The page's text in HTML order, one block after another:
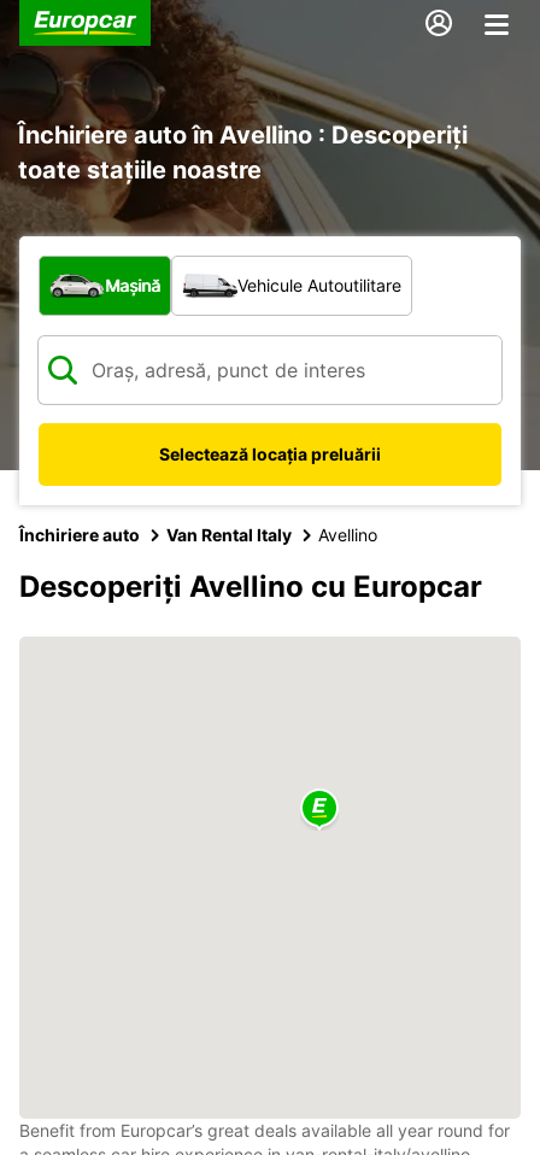
Închiriere auto în Avellino : Descoperiți
toate stațiile noastre
Ce tip de vehicul?
Mașină Vehicule Autoutilitare
Selectează locația preluării
Închiriere auto Van Rental Italy Avellino
Descoperiți Avellino cu Europcar
Benefit from Europcar’s great deals available all year round for